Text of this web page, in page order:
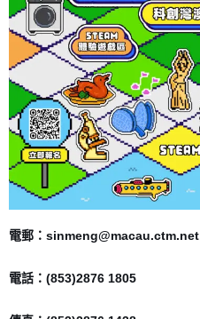
電郵：sinmeng@macau.ctm.net
電話：(853)2876 1805